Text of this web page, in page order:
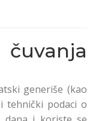
generiše (kao
tehnički podaci o